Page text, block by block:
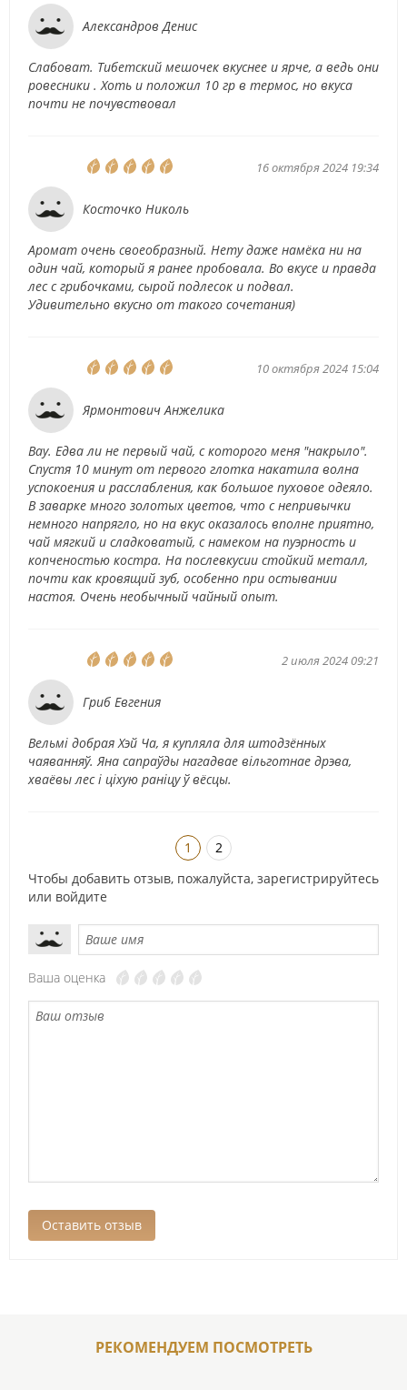
Александров Денис
Слабоват. Тибетский мешочек вкуснее и ярче, а ведь они
ровесники . Хоть и положил 10 гр в термос, но вкуса
почти не почувствовал
16 октября 2024 19:34
Косточко Николь
Аромат очень своеобразный. Нету даже намёка ни на
один чай, который я ранее пробовала. Во вкусе и правда
лес с грибочками, сырой подлесок и подвал.
Удивительно вкусно от такого сочетания)
10 октября 2024 15:04
Ярмонтович Анжелика
Вау. Едва ли не первый чай, с которого меня "накрыло".
Спустя 10 минут от первого глотка накатила волна
успокоения и расслабления, как большое пуховое одеяло.
В заварке много золотых цветов, что с непривычки
немного напрягло, но на вкус оказалось вполне приятно,
чай мягкий и сладковатый, с намеком на пуэрность и
копченостью костра. На послевкусии стойкий металл,
почти как кровящий зуб, особенно при остывании
настоя. Очень необычный чайный опыт.
2 июля 2024 09:21
Гриб Евгения
Вельмі добрая Хэй Ча, я купляла для штодзённых
чаяванняў. Яна сапраўды нагадвае вільготнае дрэва,
хваёвы лес і ціхую раніцу ў вёсцы.
1
2
Чтобы добавить отзыв, пожалуйста, зарегистрируйтесь
или войдите
Ваша оценка
РЕКОМЕНДУЕМ ПОСМОТРЕТЬ